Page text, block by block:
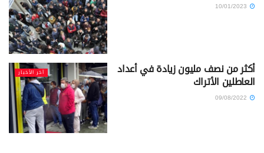
آخر الأخبار أكثر من نصف مليون زيادة في أعداد
العاطلين الأتراك